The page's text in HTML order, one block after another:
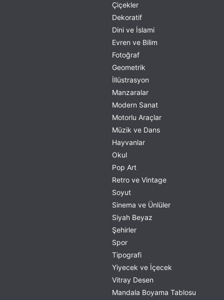
Çiçekler
Dekoratif
Dini ve İslami
Evren ve Bilim
Fotoğraf
Geometrik
İllüstrasyon
Manzaralar
Modern Sanat
Motorlu Araçlar
Müzik ve Dans
Hayvanlar
Okul
Pop Art
Retro ve Vintage
Soyut
Sinema ve Ünlüler
Siyah Beyaz
Şehirler
Spor
Tipografi
Yiyecek ve İçecek
Vitray Desen
Mandala Boyama Tablosu